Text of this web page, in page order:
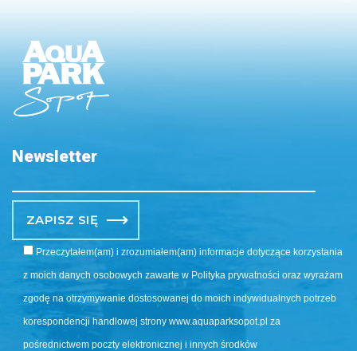
Newsletter
Przeczytałem(am) i zrozumiałem(am) informacje dotyczące korzystania
z moich danych osobowych zawarte w Polityka prywatności oraz wyrażam
zgodę na otrzymywanie dostosowanej do moich indywidualnych potrzeb
korespondencji handlowej strony www.aquaparksopot.pl za
pośrednictwem poczty elektronicznej i innych środków